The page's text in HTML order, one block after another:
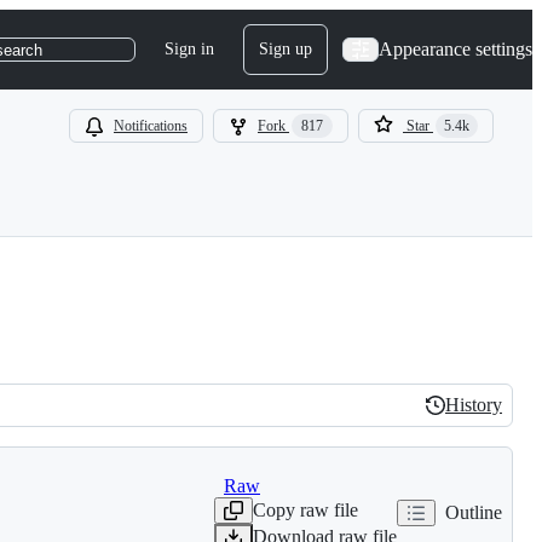
Sign in Sign up Appearance settings
Notifications Fork 817 Star 5.4k
History
History
Raw
Copy raw file
Download raw file
Outline